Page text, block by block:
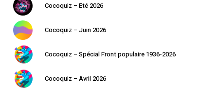
Cocoquiz – Eté 2026
Cocoquiz – Juin 2026
Cocoquiz – Spécial Front populaire 1936-2026
Cocoquiz – Avril 2026